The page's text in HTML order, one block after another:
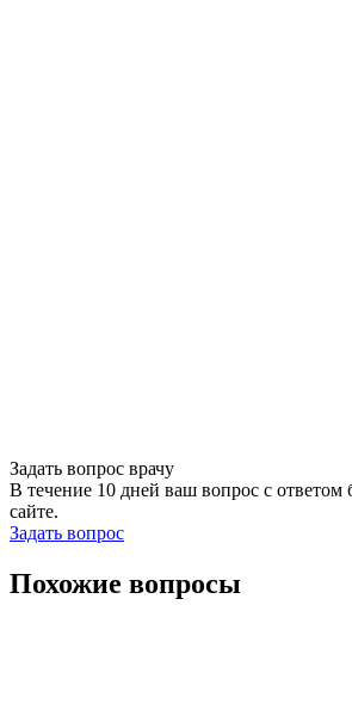
Задать вопрос врачу
В течение 10 дней ваш вопрос с ответом
сайте.
Задать вопрос
Похожие вопросы